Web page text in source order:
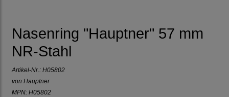
Nasenring "Hauptner" 57 mm
NR-Stahl
Artikel-Nr.: H05802
von Hauptner
MPN: H05802